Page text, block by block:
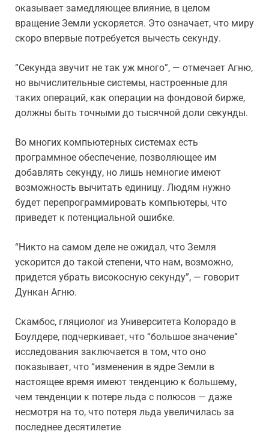
оказывает замедляющее влияние, в целом
вращение Земли ускоряется. Это означает, что миру
скоро впервые потребуется вычесть секунду.
“Секунда звучит не так уж много”, — отмечает Агню,
но вычислительные системы, настроенные для
таких операций, как операции на фондовой бирже,
должны быть точными до тысячной доли секунды.
Во многих компьютерных системах есть
программное обеспечение, позволяющее им
добавлять секунду, но лишь немногие имеют
возможность вычитать единицу. Людям нужно
будет перепрограммировать компьютеры, что
приведет к потенциальной ошибке.
“Никто на самом деле не ожидал, что Земля
ускорится до такой степени, что нам, возможно,
придется убрать високосную секунду”, — говорит
Дункан Агню.
Скамбос, гляциолог из Университета Колорадо в
Боулдере, подчеркивает, что “большое значение”
исследования заключается в том, что оно
показывает, что “изменения в ядре Земли в
настоящее время имеют тенденцию к большему,
чем тенденции к потере льда с полюсов — даже
несмотря на то, что потеря льда увеличилась за
последнее десятилетие